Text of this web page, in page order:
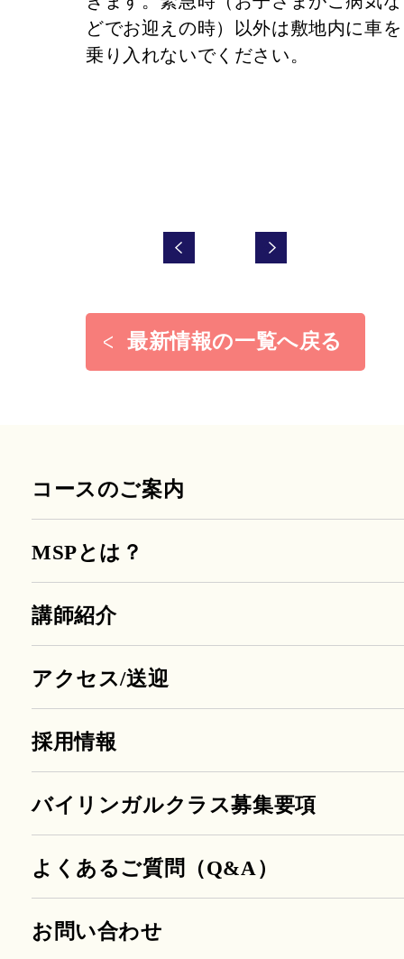
どでお迎えの時）以外は敷地内に車を
乗り入れないでください。
最新情報の一覧へ戻る
コースのご案内
MSPとは？
講師紹介
アクセス/送迎
採用情報
バイリンガルクラス募集要項
よくあるご質問（Q&A）
お問い合わせ